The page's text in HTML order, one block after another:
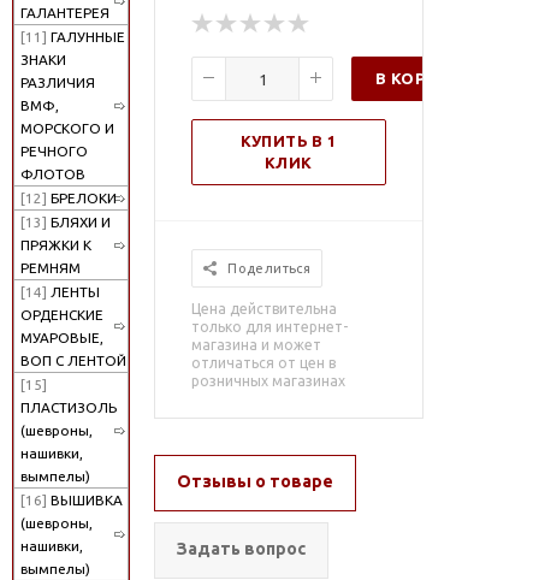
ГАЛАНТЕРЕЯ
[11] ГАЛУННЫЕ
ЗНАКИ
РАЗЛИЧИЯ
ВМФ,
МОРСКОГО И
РЕЧНОГО
ФЛОТОВ
[12] БРЕЛОКИ
[13] БЛЯХИ И
ПРЯЖКИ К
РЕМНЯМ
[14] ЛЕНТЫ
ОРДЕНСКИЕ
МУАРОВЫЕ,
ВОП С ЛЕНТОЙ
[15]
ПЛАСТИЗОЛЬ
(шевроны,
нашивки,
вымпелы)
[16] ВЫШИВКА
(шевроны,
нашивки,
вымпелы)
В КОРЗИНУ
КУПИТЬ В 1
КЛИК
Поделиться
Цена действительна
только для интернет-
магазина и может
отличаться от цен в
розничных магазинах
Отзывы о товаре
Задать вопрос